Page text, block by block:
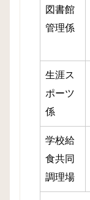
図書館
管理係
生涯ス
ポーツ
係
学校給
食共同
調理場